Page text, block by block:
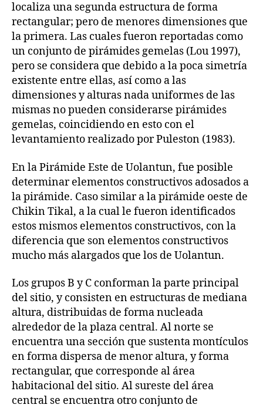
localiza una segunda estructura de forma
rectangular; pero de menores dimensiones que
la primera. Las cuales fueron reportadas como
un conjunto de pirámides gemelas (Lou 1997),
pero se considera que debido a la poca simetría
existente entre ellas, así como a las
dimensiones y alturas nada uniformes de las
mismas no pueden considerarse pirámides
gemelas, coincidiendo en esto con el
levantamiento realizado por Puleston (1983).
En la Pirámide Este de Uolantun, fue posible
determinar elementos constructivos adosados a
la pirámide. Caso similar a la pirámide oeste de
Chikin Tikal, a la cual le fueron identificados
estos mismos elementos constructivos, con la
diferencia que son elementos constructivos
mucho más alargados que los de Uolantun.
Los grupos B y C conforman la parte principal
del sitio, y consisten en estructuras de mediana
altura, distribuidas de forma nucleada
alrededor de la plaza central. Al norte se
encuentra una sección que sustenta montículos
en forma dispersa de menor altura, y forma
rectangular, que corresponde al área
habitacional del sitio. Al sureste del área
central se encuentra otro conjunto de